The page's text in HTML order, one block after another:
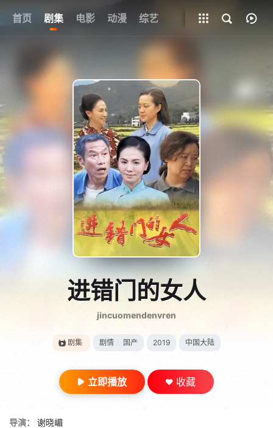
首页 剧集 电影 动漫 综艺
全部影片
进错门的女人
jincuomendenvren
剧集 剧情 国产 2019 中国大陆
立即播放 收藏
导演：
谢晓嵋